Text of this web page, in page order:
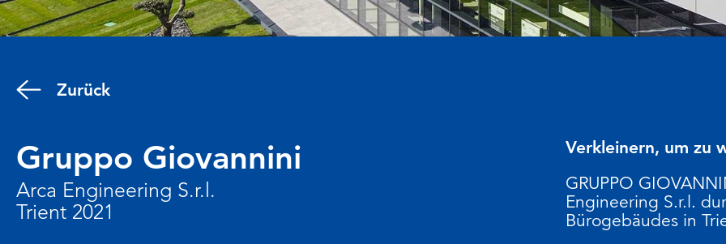
Zurück
Gruppo Giovannini
Arca Engineering S.r.l.
Trient 2021
Verkleinern, um zu
GRUPPO
Engineering S.r.l.
Bürogebäudes in